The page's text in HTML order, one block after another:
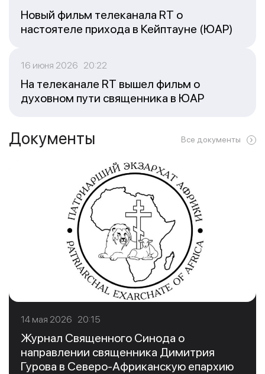
Новый фильм телеканала RT о
настоятеле прихода в Кейптауне (ЮАР)
16 июня 2026 20:22
На телеканале RT вышел фильм о
духовном пути священника в ЮАР
Документы Все документы
14 мая 2026 20:15
Журнал Священного Синода о
направлении священника Димитрия
Гурова в Северо-Африканскую епархию